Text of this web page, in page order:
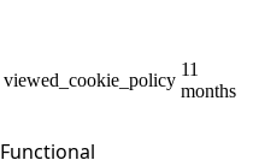
viewed_cookie_policy
11
months
Functional